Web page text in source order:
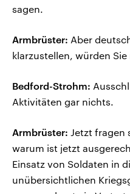
sagen.
Armbrüster: Aber
klarzustellen, würden
Bedford-Strohm:
Aktivitäten gar nichts.
Armbrüster: Jetzt fragen
warum ist jetzt
Einsatz von Soldaten in
unübersichtlichen